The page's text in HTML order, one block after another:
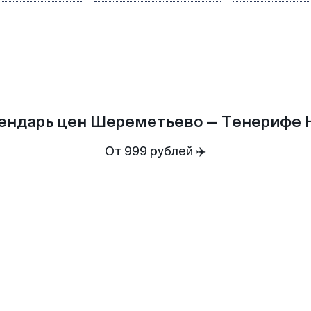
цен Шереметьево— Тенерифе
От 999 рублей ✈️